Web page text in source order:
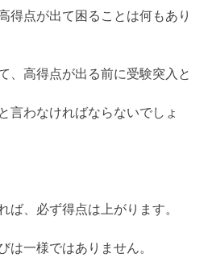
得点が出て困ることは何もあり
、高得点が出る前に受験突入と
言わなければならないでしょ
ば、必ず得点は上がります。
は一様ではありません。